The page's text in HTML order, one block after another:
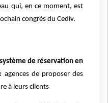
qui, en ce moment, est
congrès du Cediv.
de réservation en
de proposer des
à leurs clients